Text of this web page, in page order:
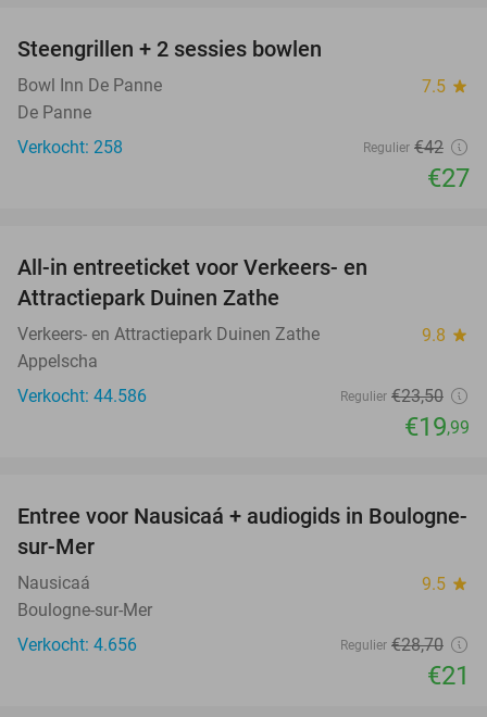
Steengrillen + 2 sessies bowlen
Bowl Inn De Panne 7.5 star
De Panne
Verkocht: 258
Regulier €42
€27
All-in entreeticket voor Verkeers- en
Attractiepark Duinen Zathe
Verkeers- en Attractiepark Duinen Zathe 9.8 star
Appelscha
Verkocht: 44.586
Regulier €23,50
€19,99
27%
Entree voor Nausicaá + audiogids in Boulogne-
sur-Mer
Nausicaá 9.5 star
Boulogne-sur-Mer
Verkocht: 4.656
Regulier €28,70
€21